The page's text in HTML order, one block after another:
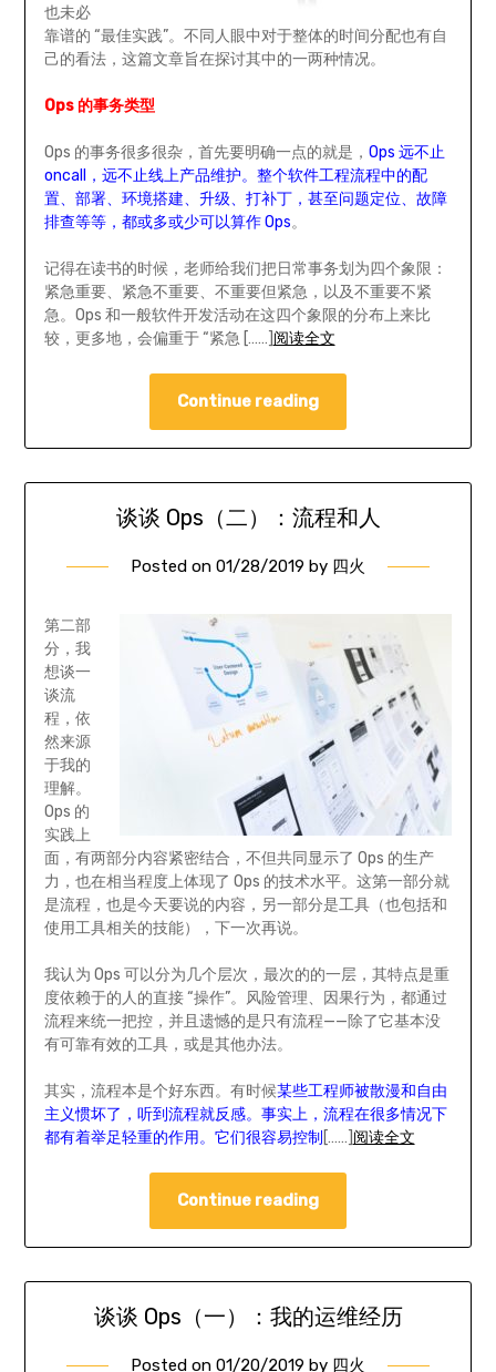
也未必
靠谱的 “最佳实践”。不同人眼中对于整体的时间分配也有自
己的看法，这篇文章旨在探讨其中的一两种情况。
Ops 的事务类型
Ops 的事务很多很杂，首先要明确一点的就是， Ops 远不止
oncall，远不止线上产品维护。整个软件工程流程中的配
置、部署、环境搭建、升级、打补丁，甚至问题定位、故障
排查等等，都或多或少可以算作 Ops。
记得在读书的时候，老师给我们把日常事务划为四个象限：
紧急重要、紧急不重要、不重要但紧急，以及不重要不紧
急。Ops 和一般软件开发活动在这四个象限的分布上来比
较，更多地，会偏重于 “紧急 [……] 阅读全文
Continue reading
谈谈 Ops（二）：流程和人
Posted on 01/28/2019 by 四火
第二部
分，我
想谈一
谈流
程，依
然来源
于我的
理解。
Ops 的
实践上
面，有两部分内容紧密结合，不但共同显示了 Ops 的生产
力，也在相当程度上体现了 Ops 的技术水平。这第一部分就
是流程，也是今天要说的内容，另一部分是工具（也包括和
使用工具相关的技能），下一次再说。
我认为 Ops 可以分为几个层次，最次的的一层，其特点是重
度依赖于的人的直接 “操作”。风险管理、因果行为，都通过
流程来统一把控，并且遗憾的是只有流程——除了它基本没
有可靠有效的工具，或是其他办法。
其实，流程本是个好东西。有时候某些工程师被散漫和自由
主义惯坏了，听到流程就反感。事实上，流程在很多情况下
都有着举足轻重的作用。它们很容易控制 [……] 阅读全文
Continue reading
谈谈 Ops（一）：我的运维经历
Posted on 01/20/2019 by 四火